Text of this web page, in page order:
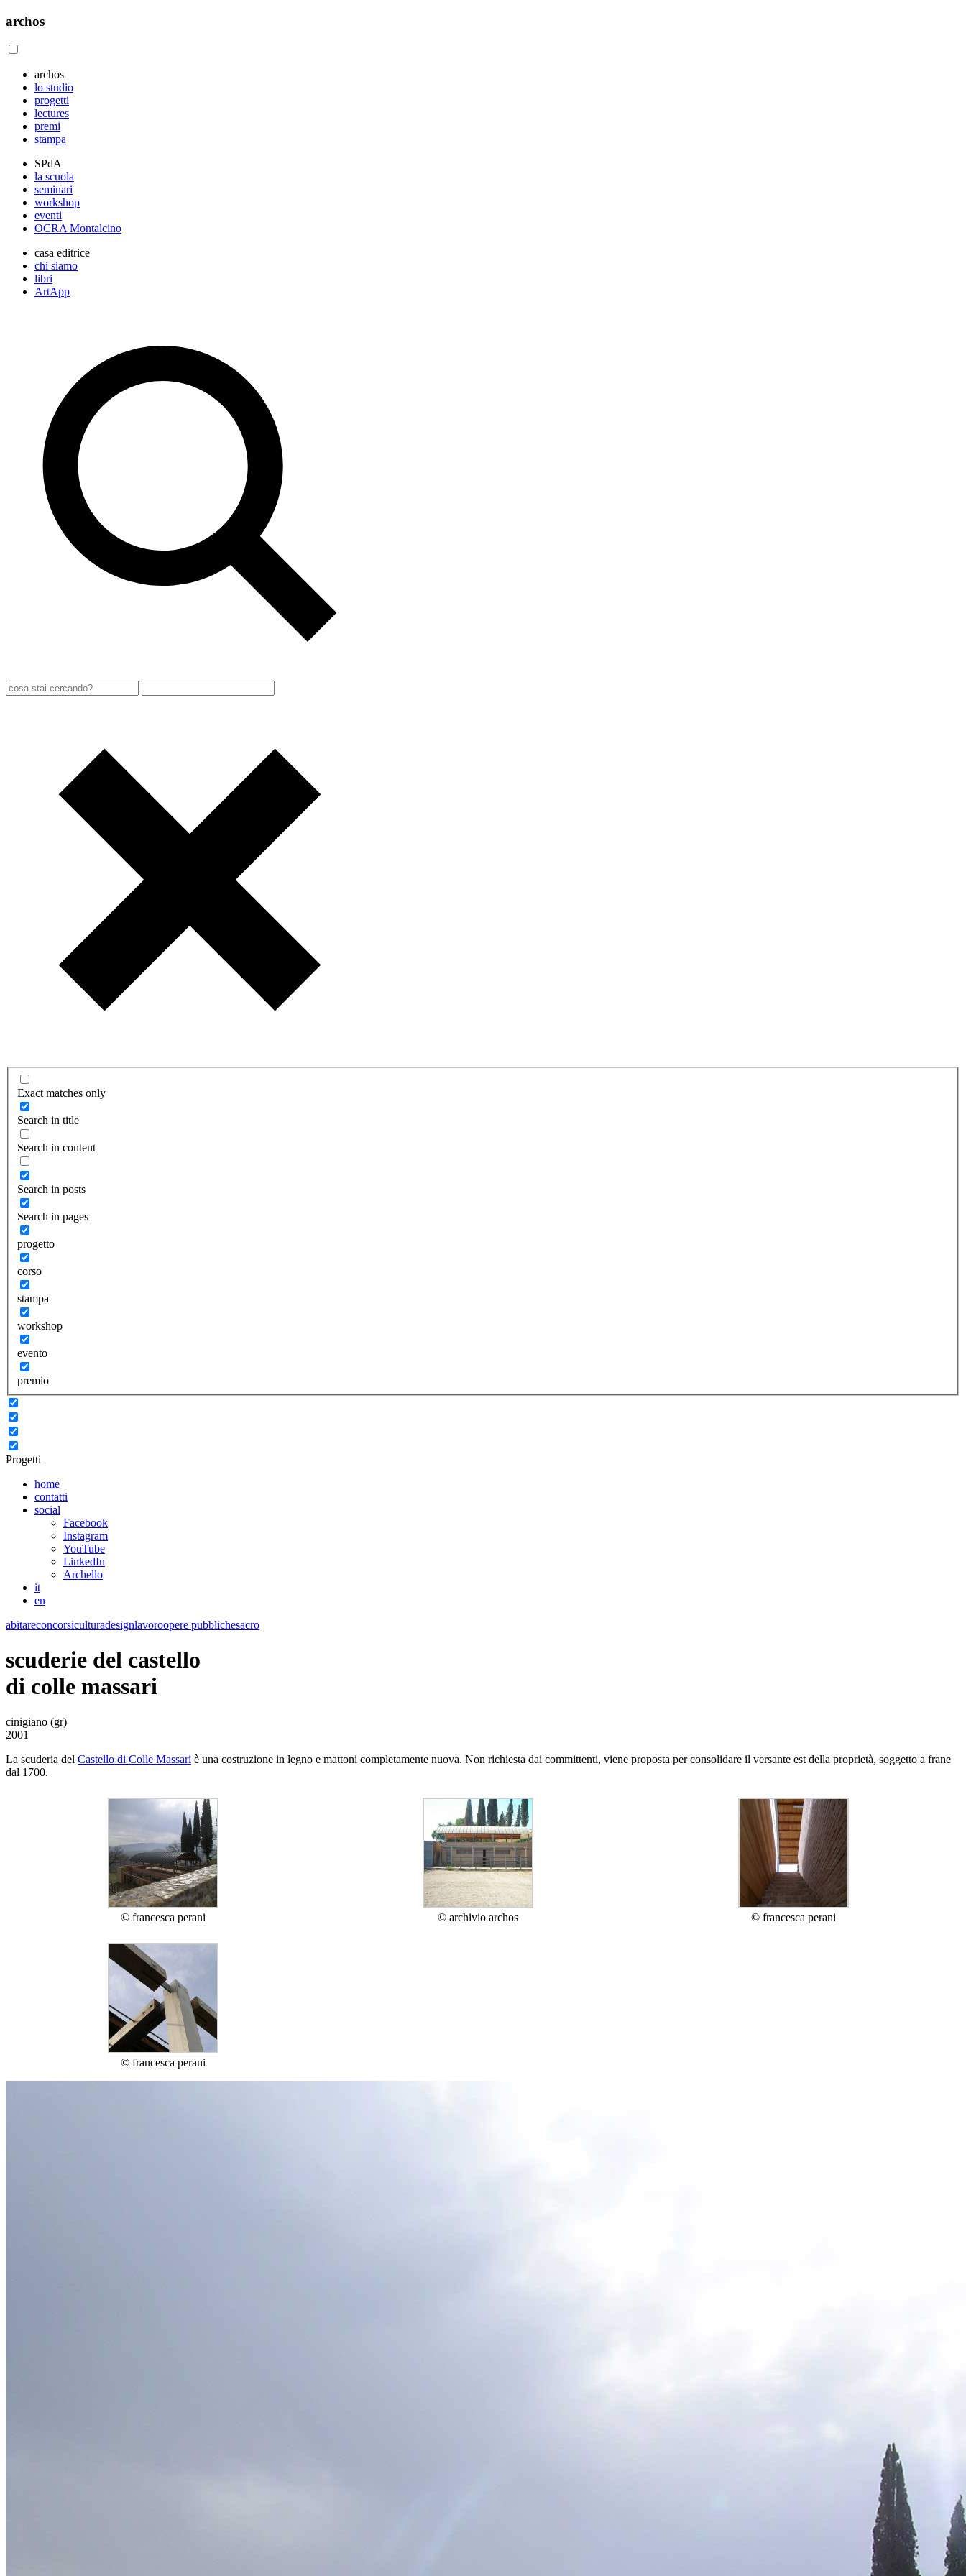
archos
archos
lo studio
progetti
lectures
premi
stampa
SPdA
la scuola
seminari
workshop
eventi
OCRA Montalcino
casa editrice
chi siamo
libri
ArtApp
Exact matches only
Search in title
Search in content
Search in posts
Search in pages
progetto
corso
stampa
workshop
evento
premio
Progetti
home
contatti
social
Facebook
Instagram
YouTube
LinkedIn
Archello
it
en
abitareconcorsiculturadesignlavoroopere pubblichesacro
scuderie del castello
di colle massari
cinigiano (gr)
2001
La scuderia del Castello di Colle Massari è una costruzione in legno e mattoni completamente nuova. Non richiesta dai committenti, viene proposta per consolidare il versante est della proprietà, soggetto a frane
dal 1700.
© francesca perani © archivio archos © francesca perani
© francesca perani